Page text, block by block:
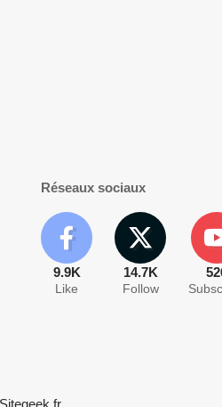
Réseaux sociaux
9.9K
Like
14.7K
Follow